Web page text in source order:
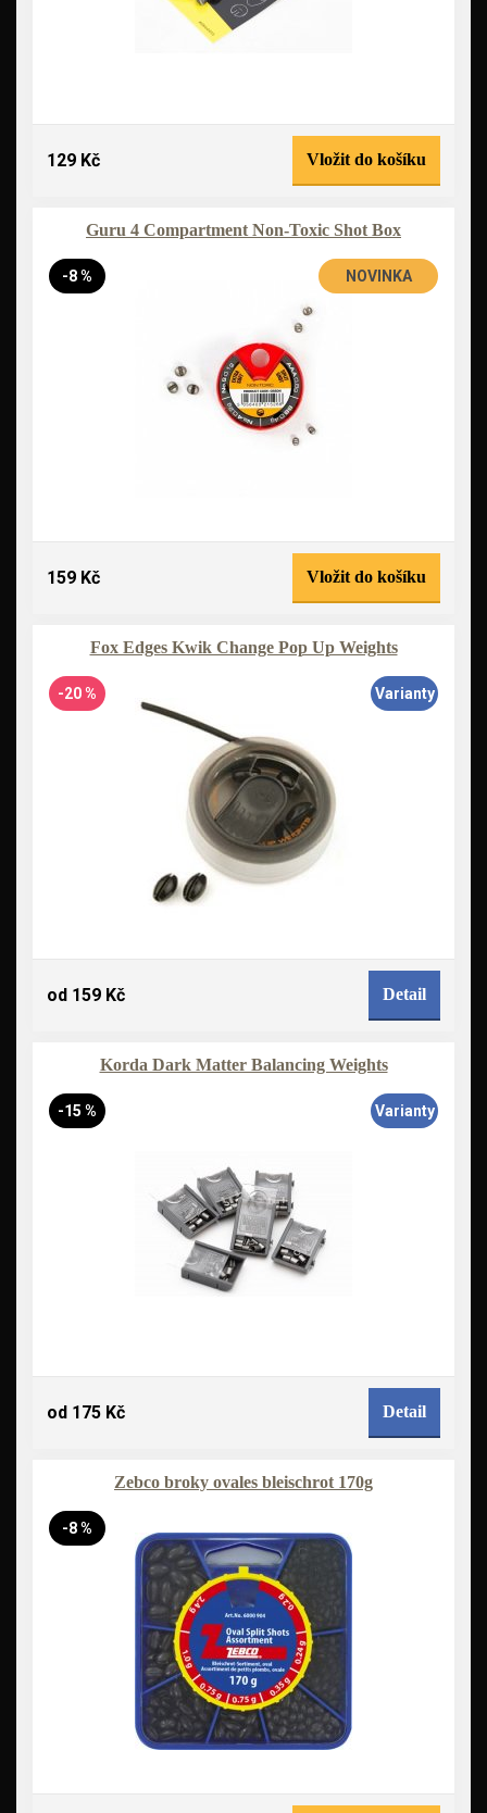
129 Kč Vložit do košíku
Guru 4 Compartment Non-Toxic Shot Box
-8 % NOVINKA
159 Kč Vložit do košíku
Fox Edges Kwik Change Pop Up Weights
-20 % Varianty
od 159 Kč Detail
Korda Dark Matter Balancing Weights
-15 % Varianty
od 175 Kč Detail
Zebco broky ovales bleischrot 170g
-8 %